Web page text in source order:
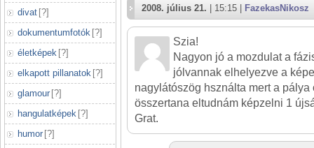
divat [?]
dokumentumfotók [?]
életképek [?]
elkapott pillanatok [?]
glamour [?]
hangulatképek [?]
humor [?]
2008. július 21. | 15:15 | FazekasNikosz
Szia!
Nagyon jó a mozdulat a
jólvannak elhelyezve a
nagylátószög hsználta mert a pálya
összertana eltudnám képzelni 1
Grat.